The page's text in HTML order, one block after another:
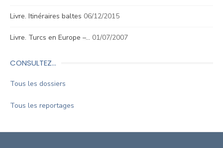
Livre. Itinéraires baltes 06/12/2015
Livre. Turcs en Europe –… 01/07/2007
CONSULTEZ…
Tous les dossiers
Tous les reportages